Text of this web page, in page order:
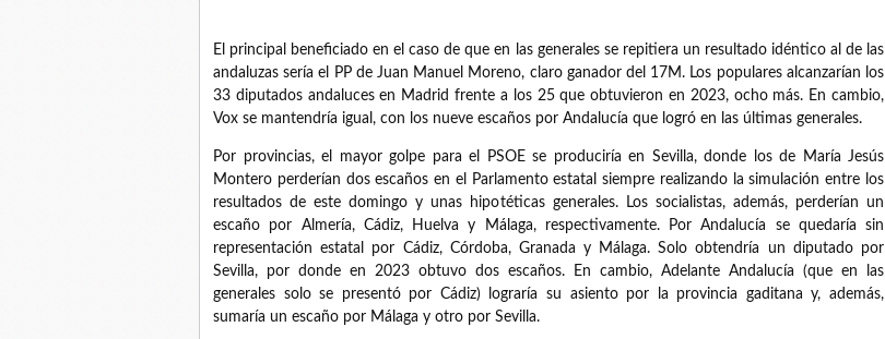
El principal beneficiado en el caso de que en las generales se repitiera un resultado idéntico al de las
andaluzas sería el PP de Juan Manuel Moreno, claro ganador del 17M. Los populares alcanzarían los
33 diputados andaluces en Madrid frente a los 25 que obtuvieron en 2023, ocho más. En cambio,
Vox se mantendría igual, con los nueve escaños por Andalucía que logró en las últimas generales.
Por provincias, el mayor golpe para el PSOE se produciría en Sevilla, donde los de María Jesús
Montero perderían dos escaños en el Parlamento estatal siempre realizando la simulación entre los
resultados de este domingo y unas hipotéticas generales. Los socialistas, además, perderían un
escaño por Almería, Cádiz, Huelva y Málaga, respectivamente. Por Andalucía se quedaría sin
representación estatal por Cádiz, Córdoba, Granada y Málaga. Solo obtendría un diputado por
Sevilla, por donde en 2023 obtuvo dos escaños. En cambio, Adelante Andalucía (que en las
generales solo se presentó por Cádiz) lograría su asiento por la provincia gaditana y, además,
sumaría un escaño por Málaga y otro por Sevilla.